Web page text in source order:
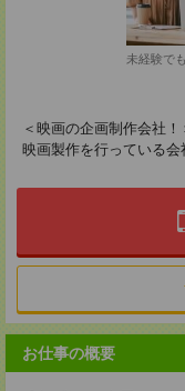
未経験で
＜映画の企画制作会社！
映画製作を行っている会
お仕事の概要